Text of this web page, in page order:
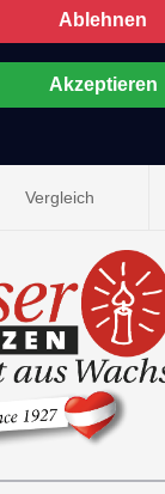
Ablehnen
Akzeptieren
Vergleich